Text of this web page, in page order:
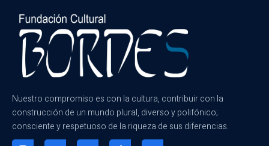
Nuestro compromiso es con la cultura, contribuir con la
construcción de un mundo plural, diverso y polifónico;
consciente y respetuoso de la riqueza de sus diferencias.